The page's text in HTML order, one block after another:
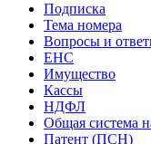
Подписка
Тема номера
Вопросы и
ЕНС
Имущество
Кассы
НДФЛ
Общая система
Патент (ПСН)